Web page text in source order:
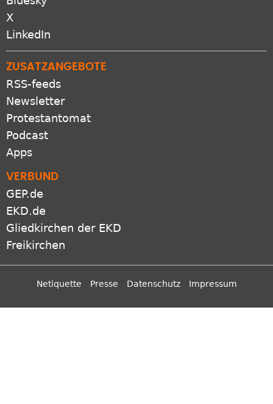
ZUSATZANGEBOTE
RSS-feeds
Podcast
Apps
VERBUND
GEP.de
Freikirchen
Netiquette